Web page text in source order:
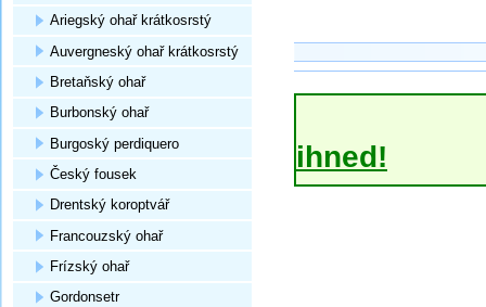
ihned!
Ariegský ohař krátkosrstý
Auvergneský ohař krátkosrstý
Bretaňský ohař
Burbonský ohař
Burgoský perdiquero
Český fousek
Drentský koroptvář
Francouzský ohař
Frízský ohař
Gordonsetr